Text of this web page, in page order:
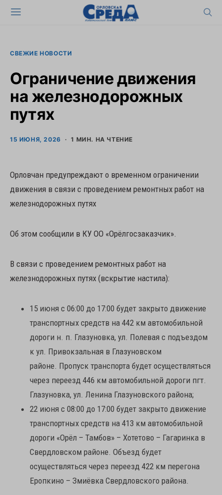
СВЕЖИЕ НОВОСТИ
Ограничение движения
на железнодорожных
путях
15 ИЮНЯ, 2026 1 МИН. НА ЧТЕНИЕ
Орловчан предупреждают о временном ограничении
движения в связи с проведением ремонтных работ на
железнодорожных путях
Об этом сообщили в КУ ОО «Орёлгосзаказчик».
В связи с проведением ремонтных работ на
железнодорожных путях (вскрытие настила):
15 июня с 06:00 до 17:00 будет закрыто движение
транспортных средств на 442 км автомобильной
дороги н. п. Глазуновка, ул. Полевая с подъездом
к ул. Привокзальная в Глазуновском
районе. Пропуск транспорта будет осуществляться
через переезд 446 км автомобильной дороги пгт.
Глазуновка, ул. Ленина Глазуновского района;
22 июня с 08:00 до 17:00 будет закрыто движение
транспортных средств на 413 км автомобильной
дороги «Орёл – Тамбов» – Хотетово – Гагаринка в
Свердловском районе. Объезд будет
осуществляться через переезд 422 км перегона
Еропкино – Змиёвка Свердловского района.